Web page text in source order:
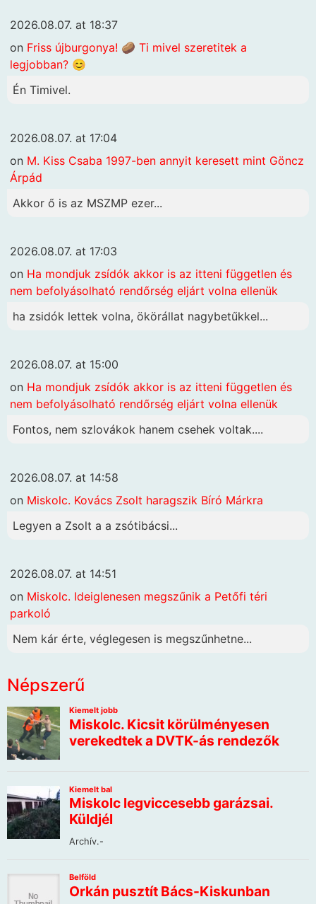
2026.08.07. at 18:37
on Friss újburgonya! 🥔 Ti mivel szeretitek a
legjobban? 😊
Én Timivel.
2026.08.07. at 17:04
on M. Kiss Csaba 1997-ben annyit keresett mint Göncz
Árpád
Akkor ő is az MSZMP ezer...
2026.08.07. at 17:03
on Ha mondjuk zsídók akkor is az itteni független és
nem befolyásolható rendőrség eljárt volna ellenük
ha zsidók lettek volna, ökörállat nagybetűkkel...
2026.08.07. at 15:00
on Ha mondjuk zsídók akkor is az itteni független és
nem befolyásolható rendőrség eljárt volna ellenük
Fontos, nem szlovákok hanem csehek voltak....
2026.08.07. at 14:58
on Miskolc. Kovács Zsolt haragszik Bíró Márkra
Legyen a Zsolt a a zsótibácsi...
2026.08.07. at 14:51
on Miskolc. Ideiglenesen megszűnik a Petőfi téri
parkoló
Nem kár érte, véglegesen is megszűnhetne...
Népszerű